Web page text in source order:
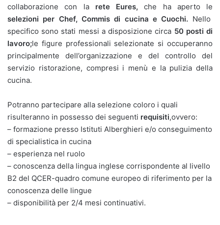
collaborazione con la rete Eures, che ha aperto le
selezioni per Chef, Commis di cucina e Cuochi. Nello
specifico sono stati messi a disposizione circa 50 posti di
lavoro;le figure professionali selezionate si occuperanno
principalmente dell’organizzazione e del controllo del
servizio ristorazione, compresi i menù e la pulizia della
cucina.
Potranno partecipare alla selezione coloro i quali
risulteranno in possesso dei seguenti requisiti,ovvero:
– formazione presso Istituti Alberghieri e/o conseguimento
di specialistica in cucina
– esperienza nel ruolo
– conoscenza della lingua inglese corrispondente al livello
B2 del QCER-quadro comune europeo di riferimento per la
conoscenza delle lingue
– disponibilità per 2/4 mesi continuativi.